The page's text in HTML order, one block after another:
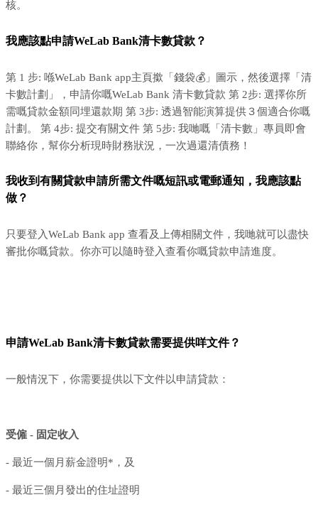
核。
我應該點申請WeLab Bank清卡數貸款？
第 1 步: 喺WeLab Bank app主頁撳「錢袋💰」圖示，然後選擇「清
卡數計劃」，申請你嘅WeLab Bank 清卡數貸款 第 2步: 選擇你所
需嘅貸款金額同埋還款期 第 3步: 透過智能演算提供３個適合你嘅
計劃。 第 4步: 提交有關文件 第 5步: 我哋嘅「清卡數」專員即會
聯絡你，幫你分析現時財務狀況，一次過還清債務！
我收到有關貸款申請所需文件嘅短訊或電郵通知，我應該點
做？
只要登入WeLab Bank app 查看及上傳相關文件，我哋就可以盡快
審批你嘅貸款。你亦可以隨時登入查看你嘅貸款申請進度。
申請WeLab Bank清卡數貸款需要提供咩文件？
一般情況下，你需要提供以下文件以申請貸款：
受僱 - 固定收入
- 最近一個月薪金證明*，及
- 最近三個月發出的住址證明